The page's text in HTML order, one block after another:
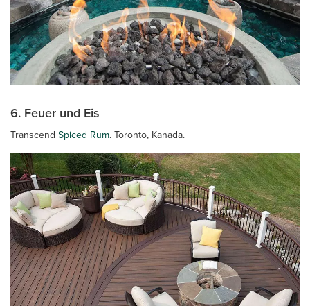
6. Feuer und Eis
Transcend Spiced Rum. Toronto, Kanada.